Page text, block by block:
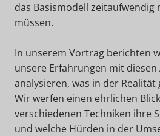
das Basismodell zeitaufwendig
müssen.​
In unserem Vortrag berichten
unsere Erfahrungen mit diesen
analysieren, was in der
Wir werfen einen ehrlichen
verschiedenen Techniken ihre
und welche Hürden in der